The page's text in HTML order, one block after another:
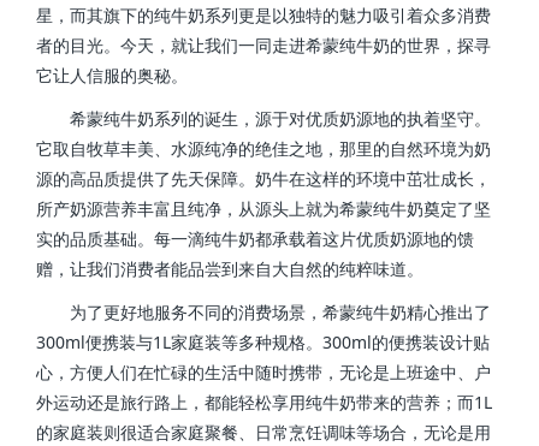
星，而其旗下的纯牛奶系列更是以独特的魅力吸引着众多消费
者的目光。今天，就让我们一同走进希蒙纯牛奶的世界，探寻
它让人信服的奥秘。
希蒙纯牛奶系列的诞生，源于对优质奶源地的执着坚守。
它取自牧草丰美、水源纯净的绝佳之地，那里的自然环境为奶
源的高品质提供了先天保障。奶牛在这样的环境中茁壮成长，
所产奶源营养丰富且纯净，从源头上就为希蒙纯牛奶奠定了坚
实的品质基础。每一滴纯牛奶都承载着这片优质奶源地的馈
赠，让我们消费者能品尝到来自大自然的纯粹味道。
为了更好地服务不同的消费场景，希蒙纯牛奶精心推出了
300ml便携装与1L家庭装等多种规格。300ml的便携装设计贴
心，方便人们在忙碌的生活中随时携带，无论是上班途中、户
外运动还是旅行路上，都能轻松享用纯牛奶带来的营养；而1L
的家庭装则很适合家庭聚餐、日常烹饪调味等场合，无论是用